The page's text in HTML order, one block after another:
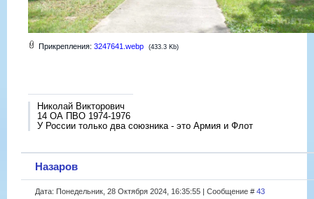
Прикрепления: 3247641.webp (433.3 Kb)
Николай Викторович
14 ОА ПВО 1974-1976
У России только два союзника - это Армия и Флот
Назаров
Дата: Понедельник, 28 Октября 2024, 16:35:55 | Сообщение # 43